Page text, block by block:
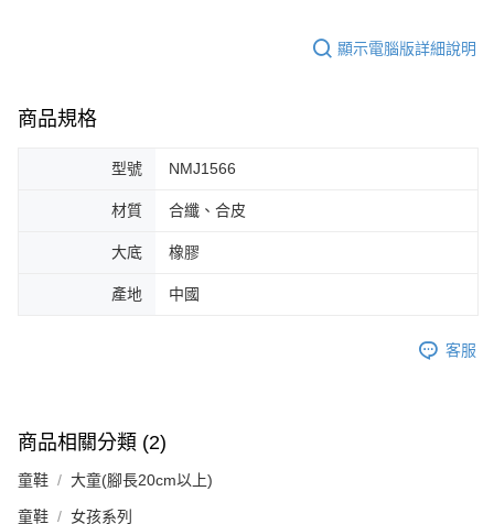
顯示電腦版詳細說明
商品規格
型號 NMJ1566
材質 合纖、合皮
大底 橡膠
產地 中國
客服
商品相關分類 (2)
童鞋 大童(腳長20cm以上)
童鞋 女孩系列